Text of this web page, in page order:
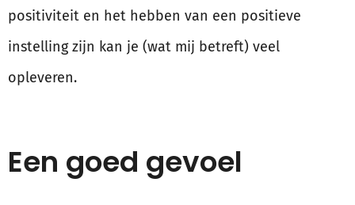
positiviteit en het hebben van een positieve
instelling zijn kan je (wat mij betreft) veel
opleveren.
Een goed gevoel